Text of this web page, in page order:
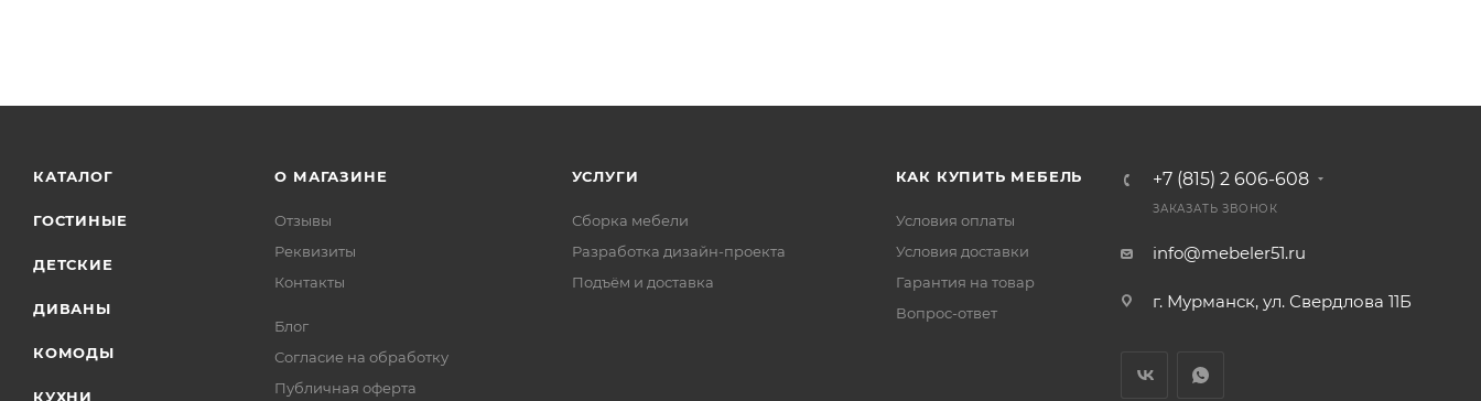
КАТАЛОГ
ГОСТИНЫЕ
ДЕТСКИЕ
ДИВАНЫ
КОМОДЫ
КУХНИ
О МАГАЗИНЕ
Отзывы
Реквизиты
Контакты
Блог
Согласие на обработку
Публичная оферта
УСЛУГИ
Сборка мебели
Разработка дизайн-проекта
Подъём и доставка
КАК КУПИТЬ МЕБЕЛЬ
Условия оплаты
Условия доставки
Гарантия на товар
Вопрос-ответ
+7 (815) 2 606-608
ЗАКАЗАТЬ ЗВОНОК
info@mebeler51.ru
г. Мурманск, ул. Свердлова 11Б